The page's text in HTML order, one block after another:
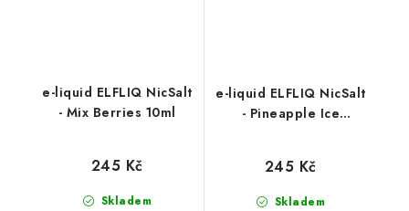
e-liquid ELFLIQ NicSalt
- Mix Berries 10ml
Skladem
245 Kč
e-liquid ELFLIQ NicSalt
- Pineapple Ice
Skladem
245 Kč